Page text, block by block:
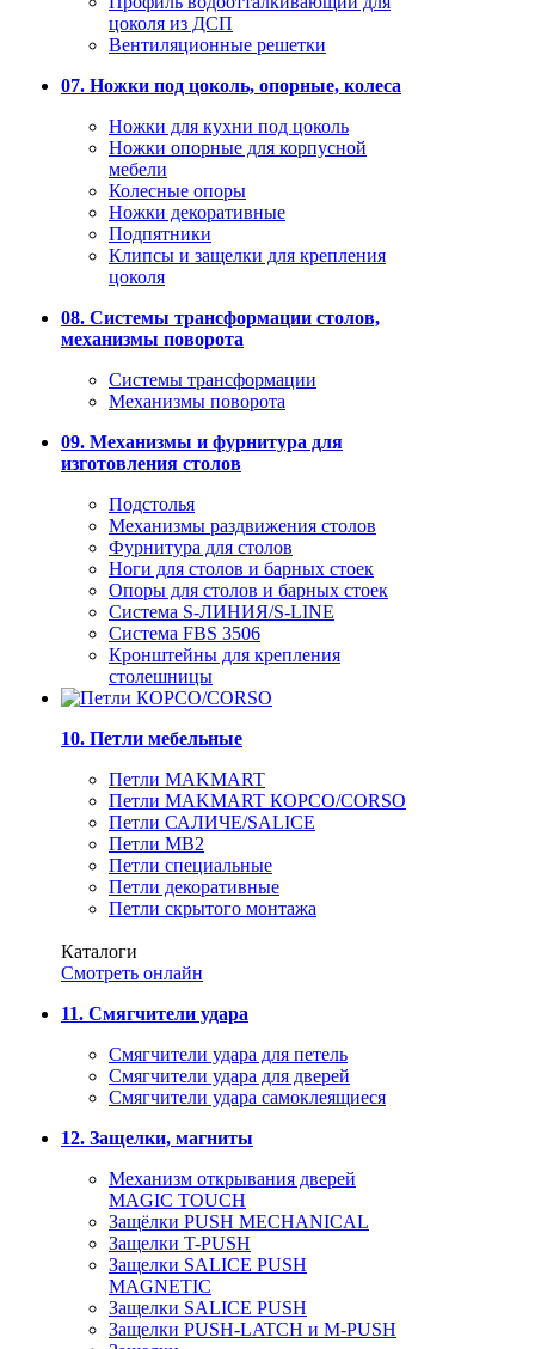
цоколя из ДСП
Вентиляционные решетки
07. Ножки под цоколь, опорные, колеса
Ножки для кухни под цоколь
Ножки опорные для корпусной
мебели
Колесные опоры
Ножки декоративные
Подпятники
Клипсы и защелки для крепления
цоколя
08. Системы трансформации столов,
механизмы поворота
Системы трансформации
Механизмы поворота
09. Механизмы и фурнитура для
изготовления столов
Подстолья
Механизмы раздвижения столов
Фурнитура для столов
Ноги для столов и барных стоек
Опоры для столов и барных стоек
Система S-ЛИНИЯ/S-LINE
Система FBS 3506
Кронштейны для крепления
столешницы
10. Петли мебельные
Петли MAKMART
Петли MAKMART КОРСО/CORSO
Петли САЛИЧЕ/SALICE
Петли MB2
Петли специальные
Петли декоративные
Петли скрытого монтажа
Каталоги
Смотреть онлайн
11. Смягчители удара
Смягчители удара для петель
Смягчители удара для дверей
Cмягчители удара самоклеящиеся
12. Защелки, магниты
Механизм открывания дверей
MAGIC TOUCH
Защёлки PUSH MECHANICAL
Защелки T-PUSH
Защелки SALICE PUSH
MAGNETIC
Защелки SALICE PUSH
Защелки PUSH-LATCH и M-PUSH